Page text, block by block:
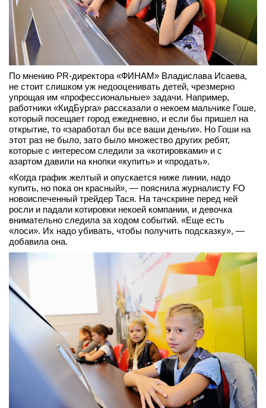
По мнению PR-директора «ФИНАМ» Владислава Исаева,
не стоит слишком уж недооценивать детей, чрезмерно
упрощая им «профессиональные» задачи. Например,
работники «КидБурга» рассказали о некоем мальчике Гоше,
который посещает город ежедневно, и если бы пришел на
открытие, то «заработал бы все ваши деньги». Но Гоши на
этот раз не было, зато было множество других ребят,
которые с интересом следили за «котировками» и с
азартом давили на кнопки «купить» и «продать».
«Когда график желтый и опускается ниже линии, надо
купить, но пока он красный», — пояснила журналисту FO
новоиспеченный трейдер Тася. На тачскрине перед ней
росли и падали котировки некоей компании, и девочка
внимательно следила за ходом событий. «Еще есть
«лоси». Их надо убивать, чтобы получить подсказку», —
добавила она.